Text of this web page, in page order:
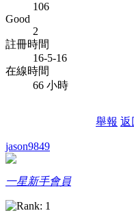
106
Good
2
註冊時間
16-5-16
在線時間
66 小時
舉報 返
jason9849
一星新手會員